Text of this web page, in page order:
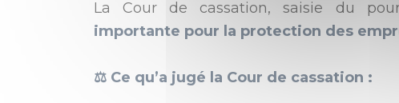
La Cour de cassation, saisie du
importante pour la protection des
⚖️ Ce qu’a jugé la Cour de cassation :